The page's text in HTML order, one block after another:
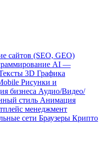
сайтов (SEO, GEO)
AI —
3D Графика
Рисунки и
бизнеса Аудио/Видео/
стиль Анимация
менеджмент
сети Браузеры Крипто